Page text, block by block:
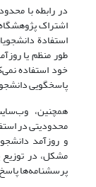
در رابطه با
اشتراک
استفادة
طور منظم یا
خود استفاده
پاسخگویی
همچنین،
محدودیتی در
و روزآمد
مشکل، در توزیع
پرسشنامه‌ها